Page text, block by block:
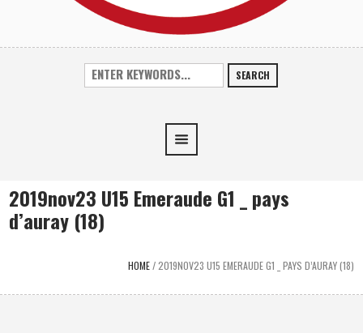
SEARCH
2019nov23 U15 Emeraude G1 _ pays
d’auray (18)
HOME/2019NOV23 U15 EMERAUDE G1 _ PAYS D’AURAY (18)